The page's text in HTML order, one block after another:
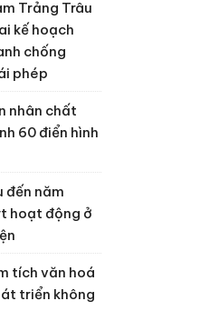
Trảng Trâu
kế hoạch
chống
phép
nhân chất
60 điển hình
đến năm
hoạt động ở
tích văn hoá
triển không